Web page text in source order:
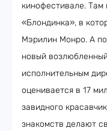
кинофестивале.
«Блондинка», в
Мэрилин Монро. А
новый
исполнительным
оценивается в 17
завидного
знакомств делают